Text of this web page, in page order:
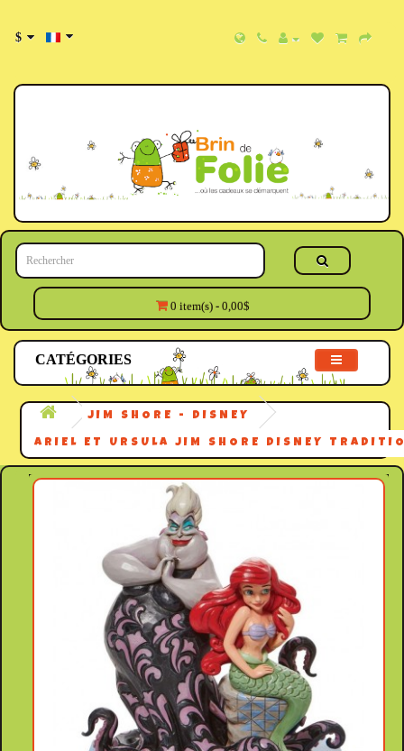
$
0 item(s) - 0,00$
CATÉGORIES
JIM SHORE - DISNEY
ARIEL ET URSULA JIM SHORE DISNEY